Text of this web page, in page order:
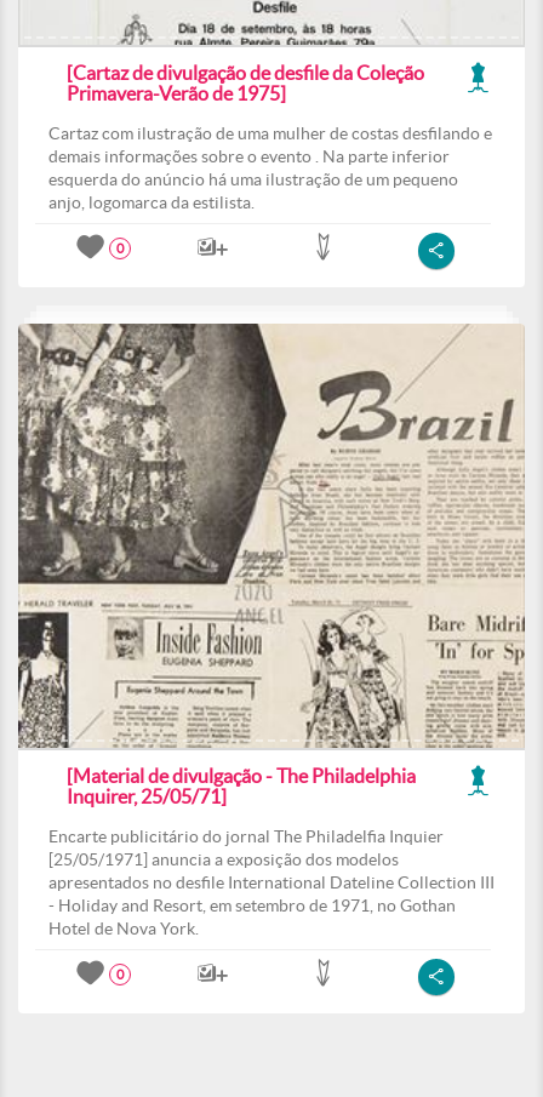
[Cartaz de divulgação de desfile da Coleção
Primavera-Verão de 1975]
Cartaz com ilustração de uma mulher de costas desfilando e
demais informações sobre o evento . Na parte inferior
esquerda do anúncio há uma ilustração de um pequeno
anjo, logomarca da estilista.
0
[Material de divulgação - The Philadelphia
Inquirer, 25/05/71]
Encarte publicitário do jornal The Philadelfia Inquier
[25/05/1971] anuncia a exposição dos modelos
apresentados no desfile International Dateline Collection III
- Holiday and Resort, em setembro de 1971, no Gothan
Hotel de Nova York.
0